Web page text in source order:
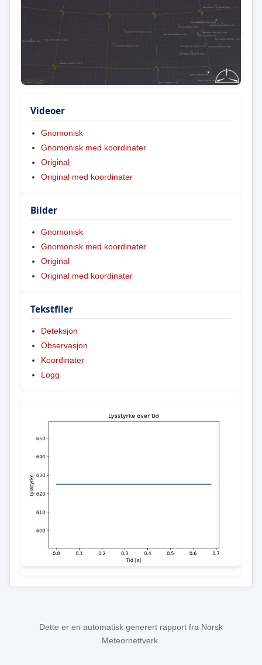
Videoer
Gnomonisk
Gnomonisk med koordinater
Original
Original med koordinater
Bilder
Gnomonisk
Gnomonisk med koordinater
Original
Original med koordinater
Tekstfiler
Deteksjon
Observasjon
Koordinater
Logg
Dette er en automatisk generert rapport fra Norsk
Meteornettverk.